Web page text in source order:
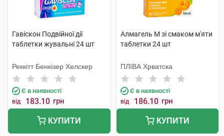
Гавіскон Подвійної дії
таблетки жувальні 24 шт
Реккітт Бенкізер Хелскер
Є в наявності
від 183.10 грн
КУПИТИ
Алмагель М зі смаком м'яти
таблетки 24 шт
ПЛІВА Хрватска
Є в наявності
від 186.10 грн
КУПИТИ